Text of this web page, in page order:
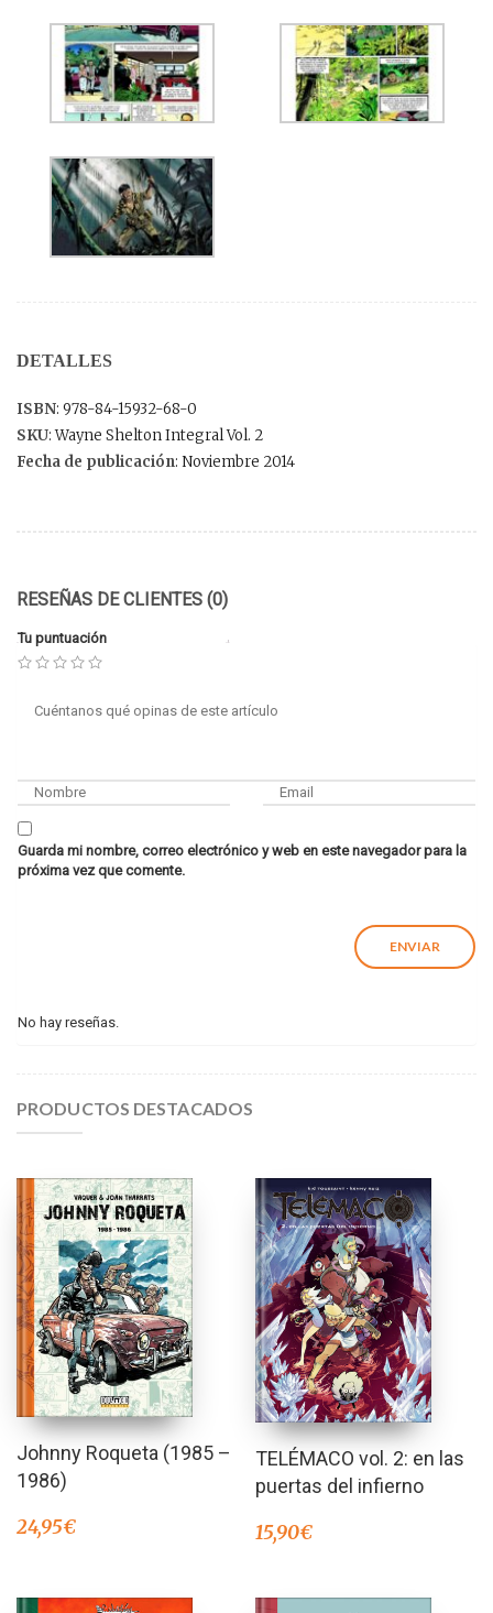
DETALLES
ISBN: 978-84-15932-68-0
SKU: Wayne Shelton Integral Vol. 2
Fecha de publicación: Noviembre 2014
RESEÑAS DE CLIENTES (0)
Tu puntuación
Guarda mi nombre, correo electrónico y web en este navegador para la
próxima vez que comente.
No hay reseñas.
PRODUCTOS DESTACADOS
Johnny Roqueta (1985 –
1986)
24,95€
TELÉMACO vol. 2: en las
puertas del infierno
15,90€